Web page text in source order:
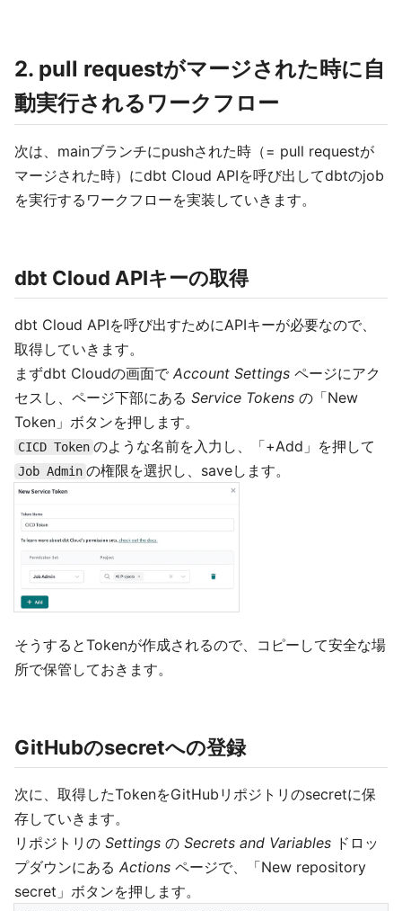
2. pull requestがマージされた時に自
動実行されるワークフロー
次は、mainブランチにpushされた時（= pull requestが
マージされた時）にdbt Cloud APIを呼び出してdbtのjob
を実行するワークフローを実装していきます。
dbt Cloud APIキーの取得
dbt Cloud APIを呼び出すためにAPIキーが必要なので、
取得していきます。
まずdbt Cloudの画面で Account Settings ページにアク
セスし、ページ下部にある Service Tokens の「New
Token」ボタンを押します。
CICD Token のような名前を入力し、「+Add」を押して
Job Admin の権限を選択し、saveします。
そうするとTokenが作成されるので、コピーして安全な場
所で保管しておきます。
GitHubのsecretへの登録
次に、取得したTokenをGitHubリポジトリのsecretに保
存していきます。
リポジトリの Settings の Secrets and Variables ドロッ
プダウンにある Actions ページで、「New repository
secret」ボタンを押します。